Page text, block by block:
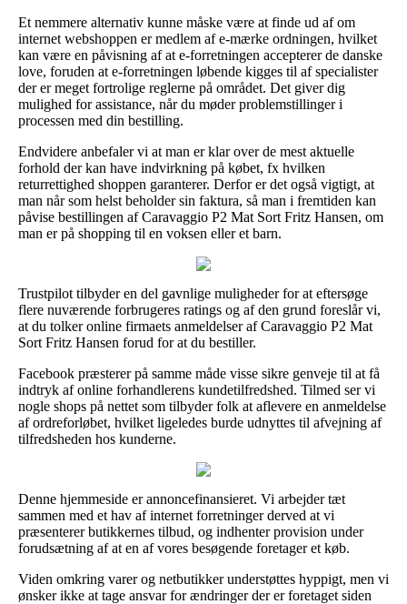
Et nemmere alternativ kunne måske være at finde ud af om
internet webshoppen er medlem af e-mærke ordningen, hvilket
kan være en påvisning af at e-forretningen accepterer de danske
love, foruden at e-forretningen løbende kigges til af specialister
der er meget fortrolige reglerne på området. Det giver dig
mulighed for assistance, når du møder problemstillinger i
processen med din bestilling.
Endvidere anbefaler vi at man er klar over de mest aktuelle
forhold der kan have indvirkning på købet, fx hvilken
returrettighed shoppen garanterer. Derfor er det også vigtigt, at
man når som helst beholder sin faktura, så man i fremtiden kan
påvise bestillingen af Caravaggio P2 Mat Sort Fritz Hansen, om
man er på shopping til en voksen eller et barn.
Trustpilot tilbyder en del gavnlige muligheder for at eftersøge
flere nuværende forbrugeres ratings og af den grund foreslår vi,
at du tolker online firmaets anmeldelser af Caravaggio P2 Mat
Sort Fritz Hansen forud for at du bestiller.
Facebook præsterer på samme måde visse sikre genveje til at få
indtryk af online forhandlerens kundetilfredshed. Tilmed ser vi
nogle shops på nettet som tilbyder folk at aflevere en anmeldelse
af ordreforløbet, hvilket ligeledes burde udnyttes til afvejning af
tilfredsheden hos kunderne.
Denne hjemmeside er annoncefinansieret. Vi arbejder tæt
sammen med et hav af internet forretninger derved at vi
præsenterer butikkernes tilbud, og indhenter provision under
forudsætning af at en af vores besøgende foretager et køb.
Viden omkring varer og netbutikker understøttes hyppigt, men vi
ønsker ikke at tage ansvar for ændringer der er foretaget siden